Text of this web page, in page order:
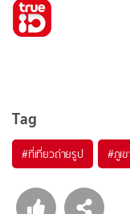
Tag
#ที่เที่ยวถ่ายรูป #ภูเ